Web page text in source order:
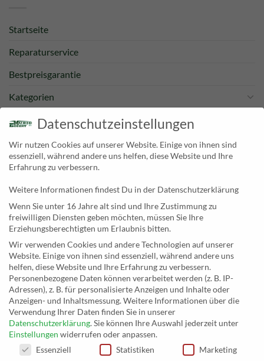
Startseite
Reparaturservice
Bestpreisgarantie
Kategorien
Newsletter
KONTAKT
Paulstraße 2a
19249 Lübtheen
Telefon: +493885551353
E-Mail:
musikhaus@musiceggert.de
PayPal E-Mail:info@musiceggert.de
Datenschutzeinstellungen
Wir nutzen Cookies auf unserer Website. Einige von ihnen sind
essenziell, während andere uns helfen, diese Website und Ihre
Erfahrung zu verbessern.
Weitere Informationen findest Du in der Datenschutzerklärung
Wenn Sie unter 16 Jahre alt sind und Ihre Zustimmung zu
freiwilligen Diensten geben möchten, müssen Sie Ihre
Erziehungsberechtigten um Erlaubnis bitten.
Wir verwenden Cookies und andere Technologien auf unserer
Website. Einige von ihnen sind essenziell, während andere uns
helfen, diese Website und Ihre Erfahrung zu verbessern.
Personenbezogene Daten können verarbeitet werden (z. B. IP-
Adressen), z. B. für personalisierte Anzeigen und Inhalte oder
Anzeigen- und Inhaltsmessung.Weitere Informationen über die
Verwendung Ihrer Daten finden Sie in unserer
Datenschutzerklärung.Sie können Ihre Auswahl jederzeit unter
Einstellungen widerrufen oder anpassen.
DATENSCHUTZEINSTELLUNGEN
Essenziell Statistiken Marketing